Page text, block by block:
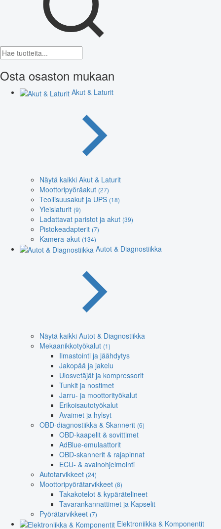
Osta osaston mukaan
Akut & Laturit
Näytä kaikki Akut & Laturit
Moottoripyöräakut (27)
Teollisuusakut ja UPS (18)
Yleislaturit (9)
Ladattavat paristot ja akut (39)
Pistokeadapterit (7)
Kamera-akut (134)
Autot & Diagnostiikka
Näytä kaikki Autot & Diagnostiikka
Mekaanikkotyökalut (1)
Ilmastointi ja jäähdytys
Jakopää ja jakelu
Ulosvetäjät ja kompressorit
Tunkit ja nostimet
Jarru- ja moottorityökalut
Erikoisautotyökalut
Avaimet ja hylsyt
OBD-diagnostiikka & Skannerit (6)
OBD-kaapelit & sovittimet
AdBlue-emulaattorit
OBD-skannerit & rajapinnat
ECU- & avainohjelmointi
Autotarvikkeet (24)
Moottoripyörätarvikkeet (8)
Takakotelot & kypärätelineet
Tavarankannattimet ja Kapselit
Pyörätarvikkeet (7)
Elektroniikka & Komponentit